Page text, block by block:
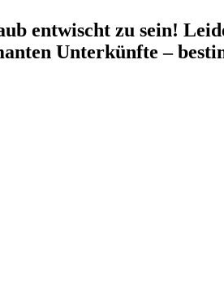
entwischt zu sein!
Unterkünfte –